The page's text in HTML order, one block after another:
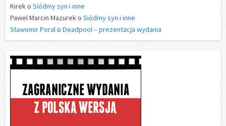
Kirek o Siódmy syn i inne
Pawel Marcin Mazurek o Siódmy syn i inne
Sławomir Poralo Deadpool – prezentacja wydania